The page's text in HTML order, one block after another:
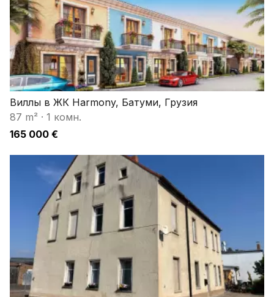
Виллы в ЖК Harmony, Батуми, Грузия
87 m² · 1 комн.
165 000 €